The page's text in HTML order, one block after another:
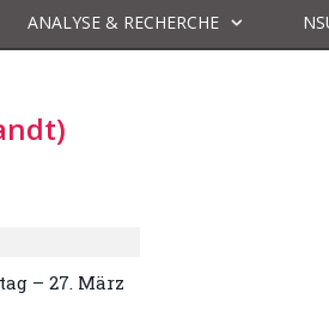
ANALYSE & RECHERCHE
– 27. März